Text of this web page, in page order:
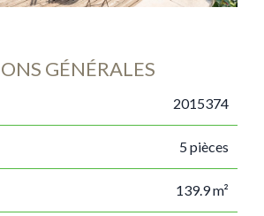
GÉNÉRALES
2015374
5 pièces
139.9 m²